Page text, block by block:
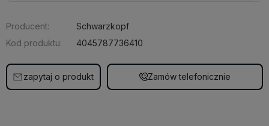
Producent:
Schwarzkopf
Kod produktu:
4045787736410
zapytaj o produkt Zamów telefonicznie